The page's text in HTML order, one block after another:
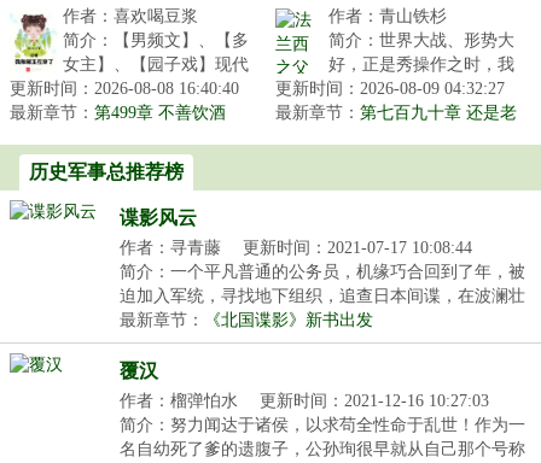
作者：喜欢喝豆浆
简介：【男频文】、【多
女主】、【园子戏】现代
大学生李宸穿越成为侯府
二公子，却又神奇与林黛
更新时间：2026-08-08 16:40:40
最新章节： 第499章 不善饮酒
作者：青山铁杉
简介：世界大战、形势大
好，正是秀操作之时，我
有什么错，只是想要统治
法兰西而已。博卡萨抱着
更新时间：2026-08-09 04:32:27
最新章节： 第七百九十章 还是老
历史军事总推荐榜
谍影风云
作者：寻青藤
更新时间：2021-07-17 10:08:44
简介：一个平凡普通的公务员，机缘巧合回到了年，被
迫加入军统，寻找地下组织，追查日本间谍，在波澜壮
阔...
最新章节： 《北国谍影》新书出发
覆汉
作者：榴弹怕水
更新时间：2021-12-16 10:27:03
简介：努力闻达于诸侯，以求苟全性命于乱世！作为一
名自幼死了爹的遗腹子，公孙珣很早就从自己那个号称